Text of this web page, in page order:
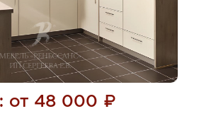
от 48 000 ₽